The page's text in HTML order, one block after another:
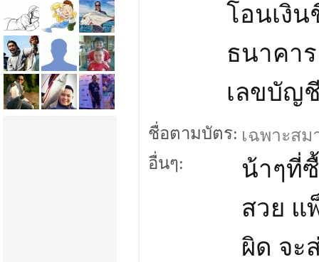
โอนเงิ
ธนาคา
เลขบัญชี
ชื่อตามบัตร: เฉพาะส
อื่นๆ:
น้าๆที่
สวย แ
ผิด จะ